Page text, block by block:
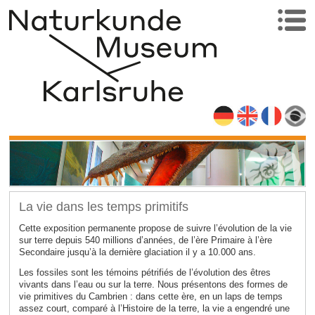
La vie dans les temps primitifs
Cette exposition permanente propose de suivre l’évolution de la vie
sur terre depuis 540 millions d’années, de l’ère Primaire à l’ère
Secondaire jusqu’à la dernière glaciation il y a 10.000 ans.
Les fossiles sont les témoins pétrifiés de l’évolution des êtres
vivants dans l’eau ou sur la terre. Nous présentons des formes de
vie primitives du Cambrien : dans cette ère, en un laps de temps
assez court, comparé à l’Histoire de la terre, la vie a engendré une